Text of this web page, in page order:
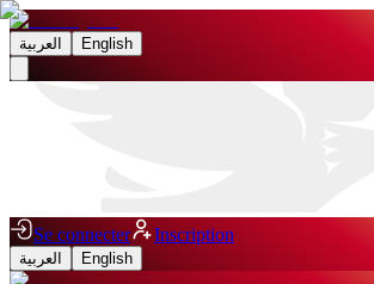
العربية English
Se connecter Inscription
العربية English